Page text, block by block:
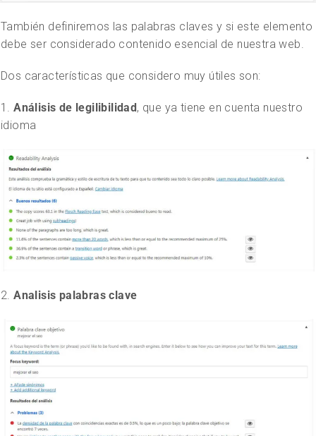
También definiremos las palabras claves y si este elemento
debe ser considerado contenido esencial de nuestra web.
Dos características que considero muy útiles son:
1.Análisis de legilibilidad, que ya tiene en cuenta nuestro
idioma
2.Analisis palabras clave